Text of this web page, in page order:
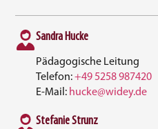
Sandra Hucke
Pädagogische Leitung
Telefon:+49 5258 987420
E-Mail: hucke@widey.de
Stefanie Strunz